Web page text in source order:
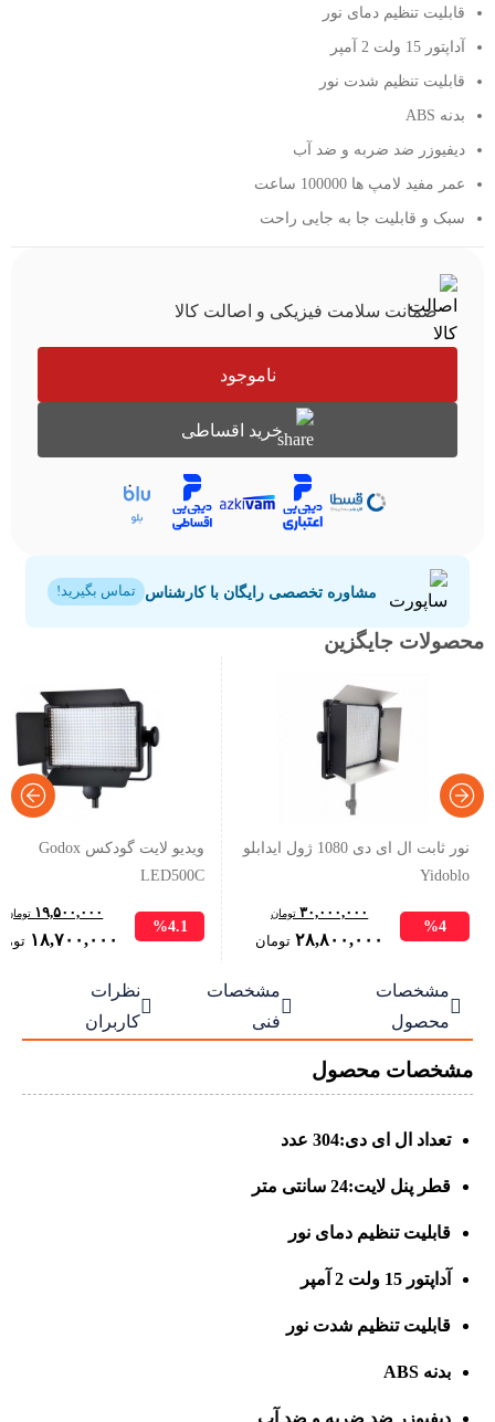
قابلیت تنظیم دمای نور
آداپتور 15 ولت 2 آمپر
قابلیت تنظیم شدت نور
بدنه ABS
دیفیوزر ضد ضربه و ضد آب
عمر مفید لامپ ها 100000 ساعت
سبک و قابلیت جا به جایی راحت
ضمانت سلامت فیزیکی و اصالت کالا
ناموجود
خرید اقساطی
مشاوره تخصصی رایگان با کارشناس تماس بگیرید!
محصولات جایگزین
نور ثابت ال ای دی 1080 ژول ایدابلو
Yidoblo
۳۰,۰۰۰,۰۰۰ تومان
Original
was:
۲۸,۸۰۰,۰۰۰ تومانCurrent
is:
%4
ویدیو لایت گودکس Godox
LED500C
۱۹,۵۰۰,۰۰۰ تومان
Original
was:
۱۹,۵۰۰,۰۰۰ تومان.
۱۸,۷۰۰,۰۰۰
%4.1

مشخصات
محصول

مشخصات
فنی

نظرات
کاربران
مشخصات محصول
تعداد ال ای دی:304 عدد
قطر پنل لایت:24 سانتی متر
قابلیت تنظیم دمای نور
آداپتور 15 ولت 2 آمپر
قابلیت تنظیم شدت نور
بدنه ABS